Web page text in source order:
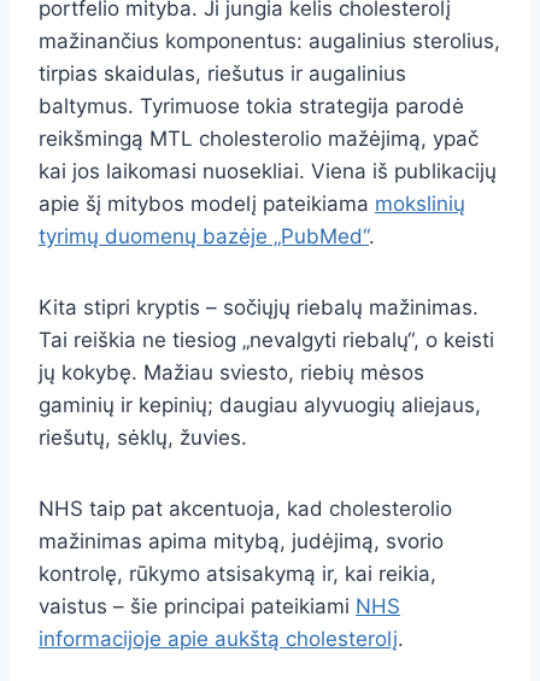
portfelio mityba. Ji jungia kelis cholesterolį
mažinančius komponentus: augalinius sterolius,
tirpias skaidulas, riešutus ir augalinius
baltymus. Tyrimuose tokia strategija parodė
reikšmingą MTL cholesterolio mažėjimą, ypač
kai jos laikomasi nuosekliai. Viena iš publikacijų
apie šį mitybos modelį pateikiama mokslinių
tyrimų duomenų bazėje „PubMed“.
Kita stipri kryptis – sočiųjų riebalų mažinimas.
Tai reiškia ne tiesiog „nevalgyti riebalų“, o keisti
jų kokybę. Mažiau sviesto, riebių mėsos
gaminių ir kepinių; daugiau alyvuogių aliejaus,
riešutų, sėklų, žuvies.
NHS taip pat akcentuoja, kad cholesterolio
mažinimas apima mitybą, judėjimą, svorio
kontrolę, rūkymo atsisakymą ir, kai reikia,
vaistus – šie principai pateikiami NHS
informacijoje apie aukštą cholesterolį.